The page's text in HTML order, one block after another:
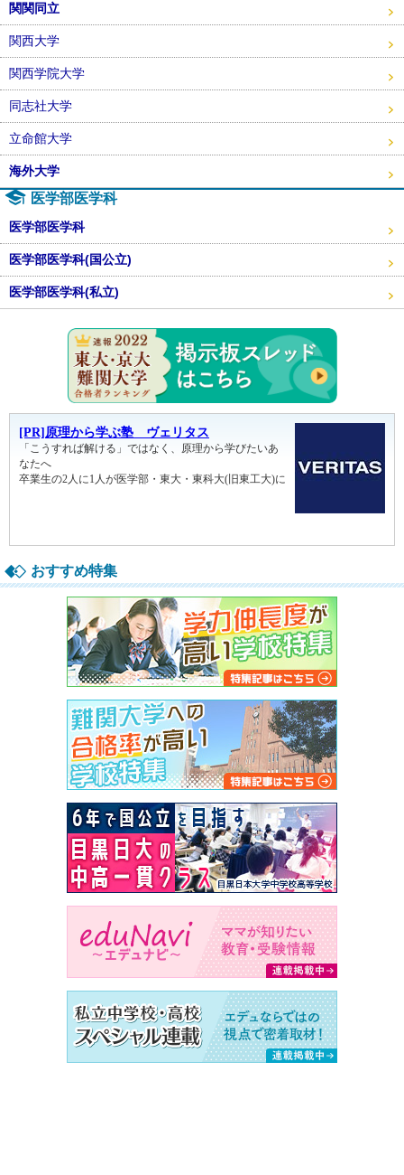
関関同立
関西大学
関西学院大学
同志社大学
立命館大学
海外大学
医学部医学科
医学部医学科
医学部医学科(国公立)
医学部医学科(私立)
おすすめ特集